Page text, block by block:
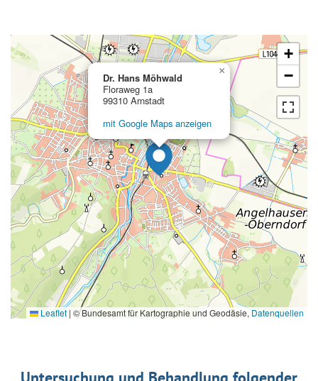
Dr. Hans Möhwald
Floraweg 1a
99310 Arnstadt
mit Google Maps anzeigen
×
+
−
Leaflet | © Bundesamt für Kartographie und Geodäsie,Datenquellen